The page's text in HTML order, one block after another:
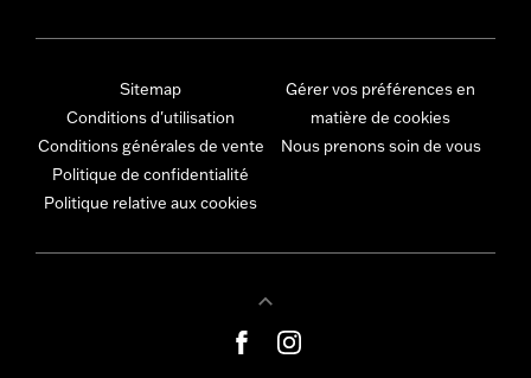
Sitemap
Conditions d'utilisation
Conditions générales de vente
Politique de confidentialité
Politique relative aux cookies
Gérer vos préférences en
matière de cookies
Nous prenons soin de vous